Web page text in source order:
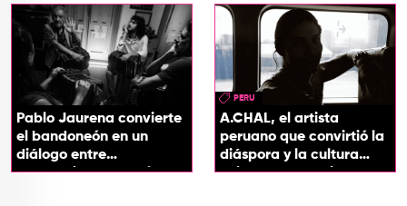
soul
Pablo Jaurena convierte
el bandoneón en un
diálogo entre
generaciones con el
PERU
A.CHAL, el artista
peruano que convirtió la
diáspora y la cultura
chicha en su sonido